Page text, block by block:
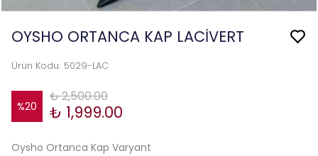
OYSHO ORTANCA KAP LACİVERT
Ürün Kodu: 5029-LAC
%20
₺ 2,500.00
₺ 1,999.00
Oysho Ortanca Kap Varyant